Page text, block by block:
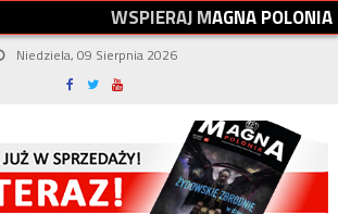
WSPIERAJMAGNAPOLONIA
Niedziela, 09 Sierpnia 2026